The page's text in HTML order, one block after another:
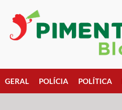
GERAL POLÍCIA POLÍTICA